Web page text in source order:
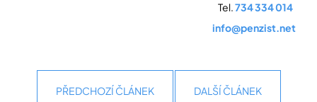
Tel.734 334 014
info@penzist.net
PŘEDCHOZÍ ČLÁNEK DALŠÍ ČLÁNEK